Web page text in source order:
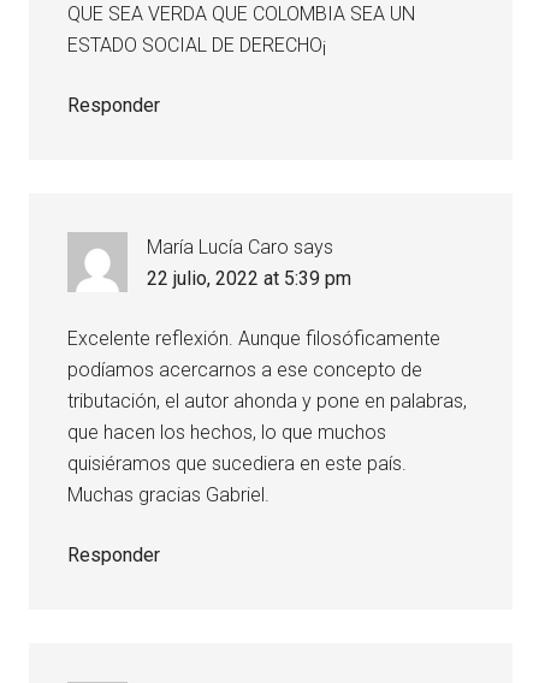
QUE SEA VERDA QUE COLOMBIA SEA UN
ESTADO SOCIAL DE DERECHO¡
Responder
María Lucía Caro says
22 julio, 2022 at 5:39 pm
Excelente reflexión. Aunque filosóficamente
podíamos acercarnos a ese concepto de
tributación, el autor ahonda y pone en palabras,
que hacen los hechos, lo que muchos
quisiéramos que sucediera en este país.
Muchas gracias Gabriel.
Responder